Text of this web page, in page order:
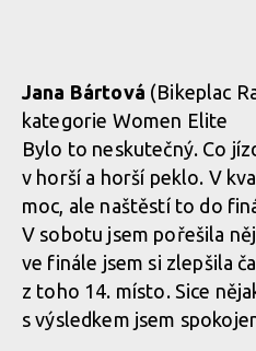
Jana Bártová (Bikeplac
kategorie Women Elite
Bylo to neskutečný. Co
v horší a horší peklo. V
moc, ale naštěstí to do
V sobotu jsem pořešila
ve finále jsem si zlepšila
z toho 14. místo. Sice
s výsledkem jsem